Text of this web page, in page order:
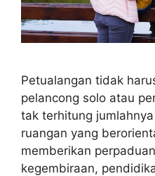
Petualangan tidak
pelancong solo atau
tak terhitung
ruangan yang
memberikan
kegembiraan,